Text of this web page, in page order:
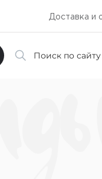
Доставка и